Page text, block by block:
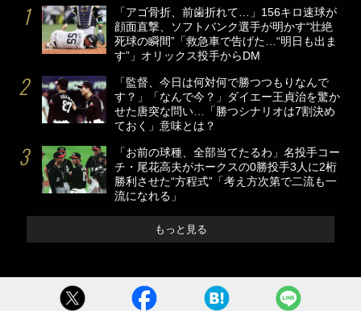
「アゴ骨折、前歯折れて…」156キロ速球が
顔面直撃、ソフトバンク選手が明かす“壮絶
死球の瞬間”「救急車で告げた…“明日も出ま
す”」オリックス投手からDM
「監督、今日は何対何で勝つつもりなんで
す？」「なんで今？」ダイエー王貞治を驚か
せた唐突な問い…「勝つシナリオは7割決め
ておく」意味とは？
「お前の球種、全部当てたるわ」名投手コー
チ・尾花高夫がホークスの0勝投手3人に2桁
勝利させた“方程式”「考え方次第で二流も一
流になれる」
もっと見る